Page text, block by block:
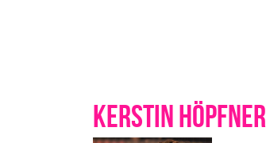
Kerstin Höpfner